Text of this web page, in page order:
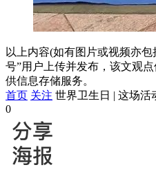
以上内容(如有图片或视频亦
号”用户上传并发布，该文观
供信息存储服务。
首页 关注 世界卫生日 | 这场活
0